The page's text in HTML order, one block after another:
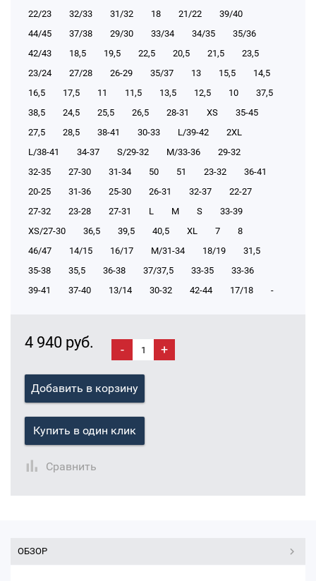
22/23
32/33 31/32 18 21/22
39/40
44/45
37/38 29/30 33/34 34/35
35/36
42/43
18,5 19,5 22,5 20,5 21,5
23,5
23/24
27/28 26-29 35/37 13 15,5
14,5
16,5
17,5 11 11,5 13,5 12,5 10
37,5
38,5
24,5 25,5 26,5 28-31 XS
35-45
27,5
28,5 38-41 30-33 L/39-42
2XL
L/38-41
34-37 S/29-32 М/33-36
29-32
32-35
27-30 31-34 50 51 23-32
36-41
20-25
31-36 25-30 26-31 32-37
22-27
27-32
23-28 27-31 L M S
33-39
XS/27-30
36,5 39,5 40,5 XL 7
8
46/47
14/15 16/17 М/31-34 18/19
31,5
35-38
35,5 36-38 37/37,5 33-35
33-36
39-41
37-40 13/14 30-32 42-44 17/18 -
4 940 руб. - +
Добавить в корзину
Купить в один клик
Сравнить
ОБЗОР